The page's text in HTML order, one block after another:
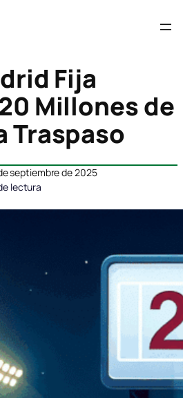
Fija
Millones de
Traspaso
septiembre de 2025
lectura